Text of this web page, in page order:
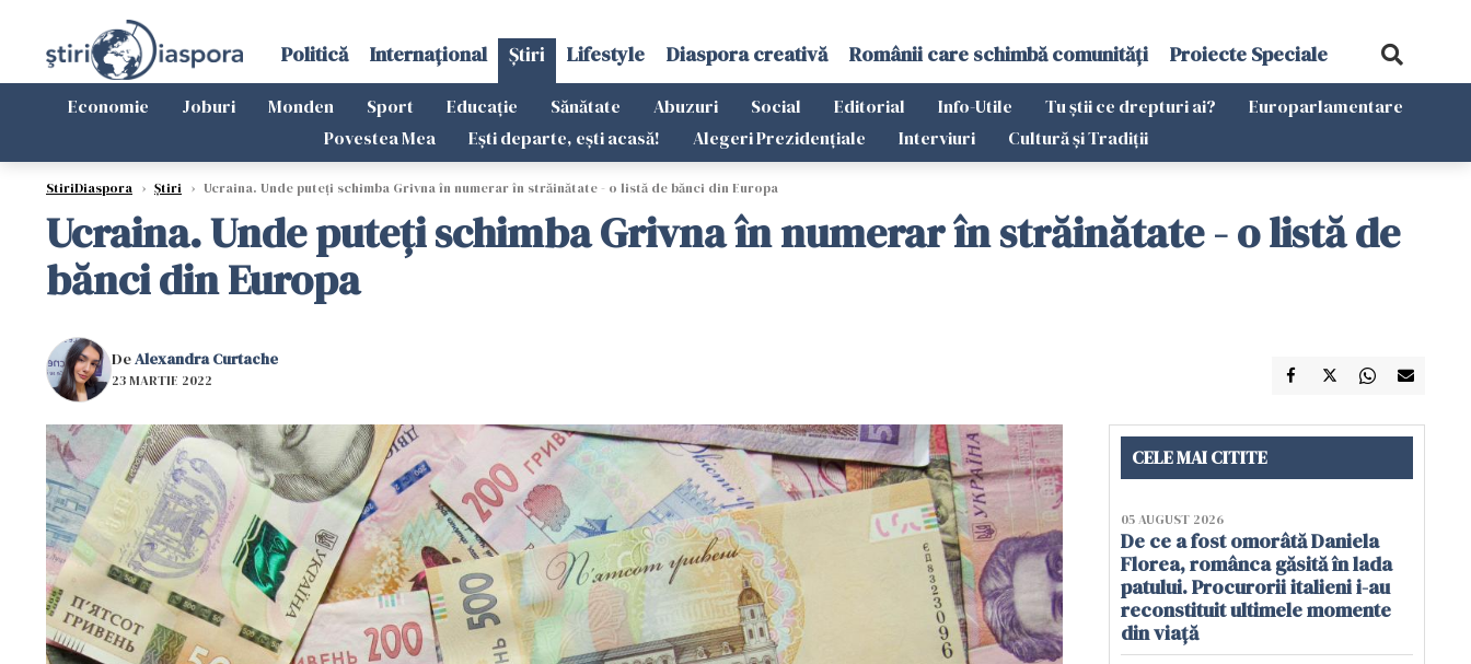
Politică Internațional Știri Lifestyle Diaspora creativă Românii care schimbă comunități Proiecte Speciale
Economie Joburi Monden Sport Educație Sănătate Abuzuri Social Editorial Info-Utile Tu știi ce drepturi ai?
Europarlamentare
Povestea Mea
Ești departe, ești acasă! Alegeri Prezidențiale Interviuri Cultură și Tradiții
StiriDiaspora › Știri › Ucraina. Unde puteți schimba Grivna în numerar în străinătate - o listă de bănci din Europa
Ucraina. Unde puteți schimba Grivna în numerar în străinătate - o listă de
bănci din Europa
DeAlexandra Curtache
23 MARTIE 2022
CELE MAI CITITE
05 AUGUST 2026
De ce a fost omorâtă Daniela
Florea, românca găsită în lada
patului. Procurorii italieni i-au
reconstituit ultimele momente
din viață